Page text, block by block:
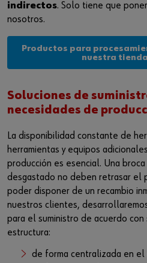
indirectos. Solo tiene que
nosotros.
Productos para
nuestra
Soluciones de
necesidades de
La disponibilidad constante de
herramientas y equipos
producción es esencial. Una
desgastado no deben retrasar el
poder disponer de un recambio
nuestros clientes,
para el suministro de acuerdo con
estructura:
de forma centralizada en el